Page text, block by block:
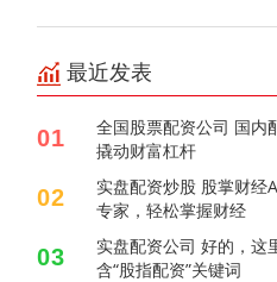
最近发表
01
全国股票配资公司 国内
撬动财富杠杆
02
实盘配资炒股 股掌财经
专家，轻松掌握财经
03
实盘配资公司 好的，这
含“股指配资”关键词